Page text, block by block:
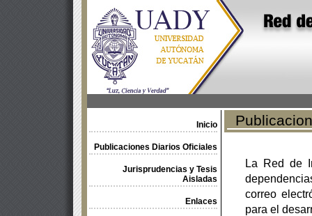
Inicio
Publicaciones Diarios Oficiales
Jurisprudencias y Tesis
Aisladas
Enlaces
La Red de
correo
para el